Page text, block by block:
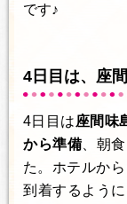
です♪
4日目は、座
4日目は座間味
から準備、朝
た。ホテルか
到着するよう